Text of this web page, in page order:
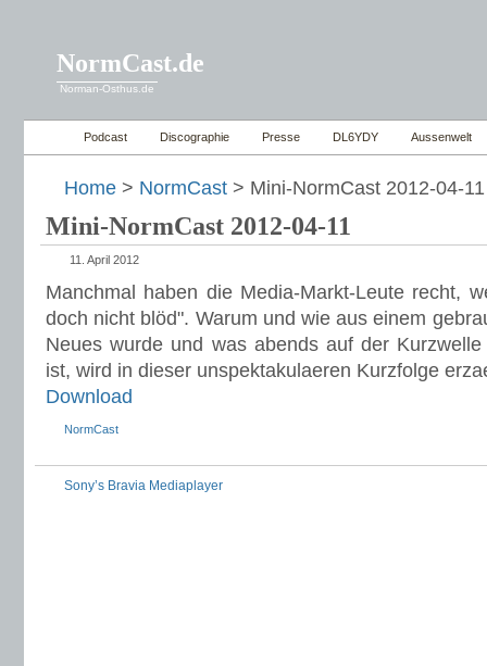
NormCast.de
Norman-Osthus.de
Podcast Discographie Presse DL6YDY Aussenwelt
Home > NormCast > Mini-NormCast 2012-04-11
Mini-NormCast 2012-04-11
11. April 2012
Manchmal haben die Media-Markt-Leute recht,
doch nicht blöd". Warum und wie aus einem
Neues wurde und was abends auf der
ist, wird in dieser unspektakulaeren Kurzfolge
Download
NormCast
Sony’s Bravia Mediaplayer